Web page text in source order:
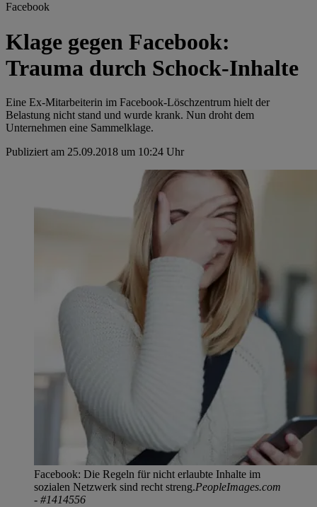
Facebook
Klage gegen Facebook:
Trauma durch Schock-Inhalte
Eine Ex-Mitarbeiterin im Facebook-Löschzentrum hielt der
Belastung nicht stand und wurde krank. Nun droht dem
Unternehmen eine Sammelklage.
Publiziert am 25.09.2018 um 10:24 Uhr
Facebook: Die Regeln für nicht erlaubte Inhalte im
sozialen Netzwerk sind recht streng.PeopleImages.com
- #1414556